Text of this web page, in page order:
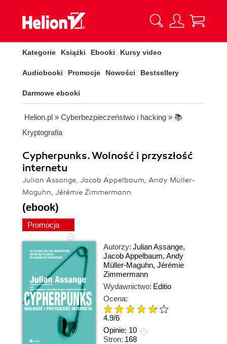
Kategorie Książki Ebooki Kursy video
Audiobooki Promocje Nowości Bestsellery
Darmowe ebooki
Helion.pl » Cyberbezpieczeństwo i hacking » 📚
Kryptografia
Cypherpunks. Wolność i przyszłość
internetu
Julian Assange, Jacob Appelbaum, Andy Müller-
Maguhn, Jérémie Zimmermann
(ebook)
Promocja
Autorzy: Julian Assange,
Jacob Appelbaum, Andy
Müller-Maguhn, Jérémie
Zimmermann
Wydawnictwo: Editio
Ocena:
4.9/6
Opinie: 10
Stron: 168